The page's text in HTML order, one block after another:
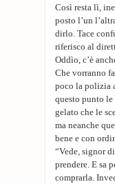
Così resta lì,
posto l’un
dirlo. Tace
riferisco al
Oddìo, c’è
Che vorranno
poco la polizia
questo punto
gelato che le
ma neanche
bene e con
“Vede, signor
prendere. E sa
comprarla.